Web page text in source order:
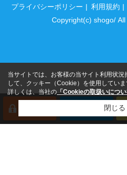
プライバシーポリシー 利用規約
Copyright(c) shogo/ All
来店予約
当サイトでは、お客様の当サイト利用状
して、クッキー（Cookie）を使用していま
詳しくは、当社の「Cookieの取扱いにつ
閉じる